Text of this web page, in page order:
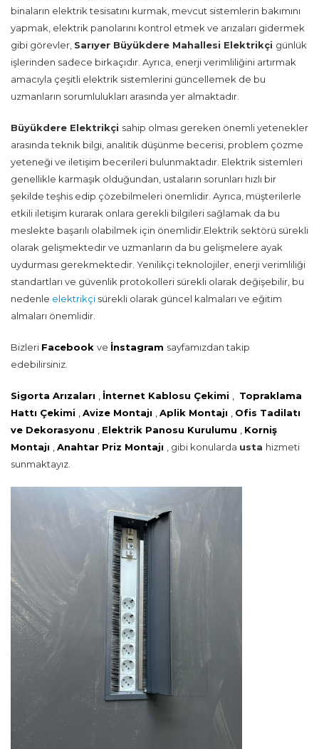
binaların elektrik tesisatını kurmak, mevcut sistemlerin bakımını
yapmak, elektrik panolarını kontrol etmek ve arızaları gidermek
gibi görevler, Sarıyer Büyükdere Mahallesi Elektrikçi günlük
işlerinden sadece birkaçıdır. Ayrıca, enerji verimliliğini artırmak
amacıyla çeşitli elektrik sistemlerini güncellemek de bu
uzmanların sorumlulukları arasında yer almaktadır.
Büyükdere Elektrikçi sahip olması gereken önemli yetenekler
arasında teknik bilgi, analitik düşünme becerisi, problem çözme
yeteneği ve iletişim becerileri bulunmaktadır. Elektrik sistemleri
genellikle karmaşık olduğundan, ustaların sorunları hızlı bir
şekilde teşhis edip çözebilmeleri önemlidir. Ayrıca, müşterilerle
etkili iletişim kurarak onlara gerekli bilgileri sağlamak da bu
meslekte başarılı olabilmek için önemlidir.Elektrik sektörü sürekli
olarak gelişmektedir ve uzmanların da bu gelişmelere ayak
uydurması gerekmektedir. Yenilikçi teknolojiler, enerji verimliliği
standartları ve güvenlik protokolleri sürekli olarak değişebilir, bu
nedenle elektrikçi sürekli olarak güncel kalmaları ve eğitim
almaları önemlidir.
Bizleri Facebook ve İnstagram sayfamızdan takip
edebilirsiniz.
Sigorta Arızaları İnternet Kablosu Çekimi
Topraklama
Hattı Çekimi
Avize Montajı Aplik Montajı
Ofis Tadilatı
ve Dekorasyonu
Elektrik Panosu Kurulumu
Korniş
Montajı
Anahtar Priz Montajı , gibi konularda usta hizmeti
sunmaktayız.